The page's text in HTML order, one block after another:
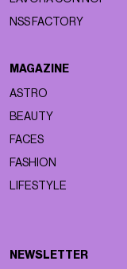
NSS FACTORY
MAGAZINE
ASTRO
BEAUTY
FACES
FASHION
LIFESTYLE
NEWSLETTER